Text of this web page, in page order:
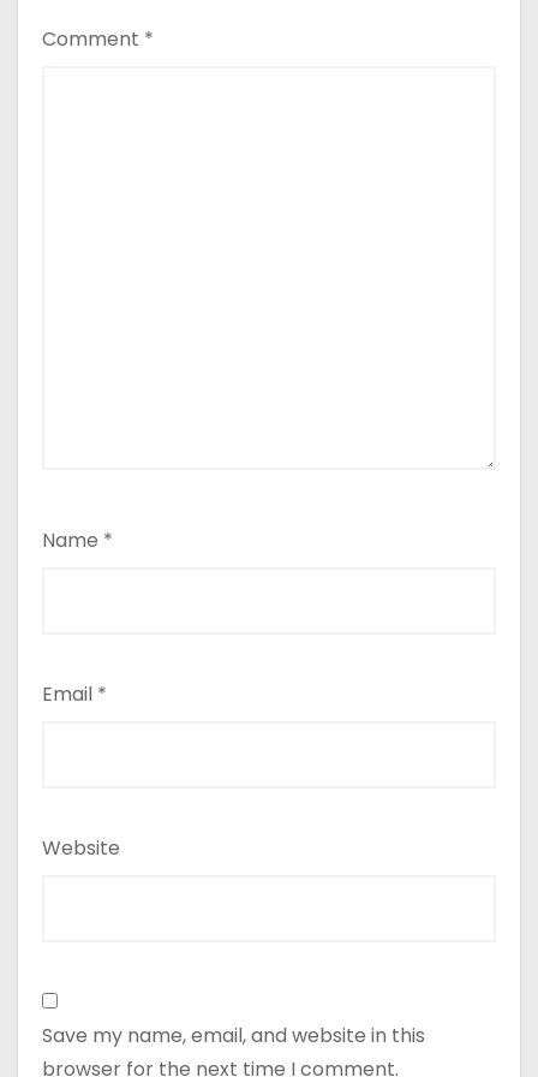
Comment *
Name *
Email *
Website
Save my name, email, and website in this
browser for the next time I comment.